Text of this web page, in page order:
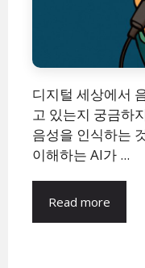
디지털 세상에서
고 있는지 궁금하
음성을 인식하는
이해하는 AI가 ...
Read more